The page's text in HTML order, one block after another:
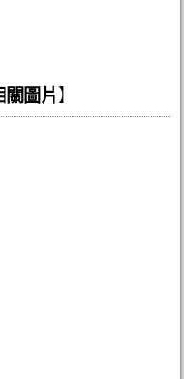
關圖片 】